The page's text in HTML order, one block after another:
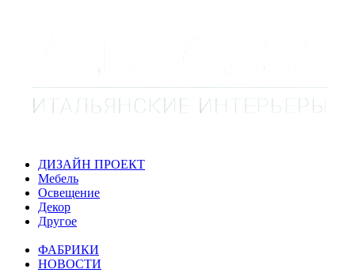
ДИЗАЙН ПРОЕКТ
Мебель
Освещение
Декор
Другое
ФАБРИКИ
НОВОСТИ